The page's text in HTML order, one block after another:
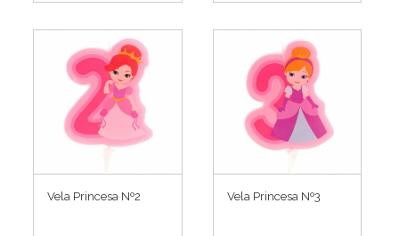
Vela Princesa Nº2 Vela Princesa Nº3